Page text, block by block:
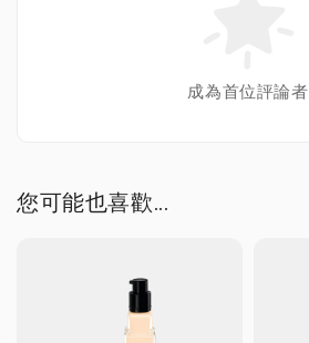
成為首位評論者
您可能也喜歡...